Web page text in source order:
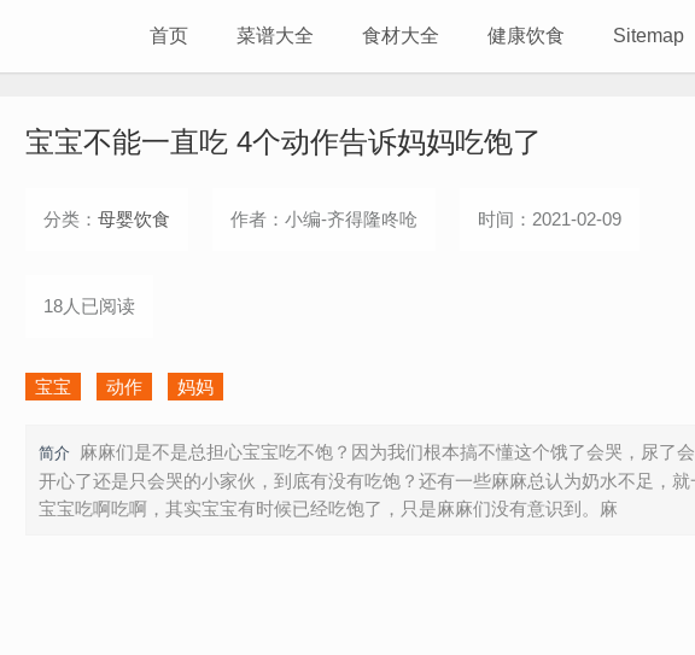
首页 菜谱大全 食材大全 健康饮食 Sitemap
宝宝不能一直吃 4个动作告诉妈妈吃饱了
分类： 母婴饮食 作者：小编-齐得隆咚呛 时间：2021-02-09
18人已阅读
宝宝 动作 妈妈
简介
麻麻们是不是总担心宝宝吃不饱？因为我们根本搞不懂这个饿了会哭，尿了
开心了还是只会哭的小家伙，到底有没有吃饱？还有一些麻麻总认为奶水不足，就
宝宝吃啊吃啊，其实宝宝有时候已经吃饱了，只是麻麻们没有意识到。麻